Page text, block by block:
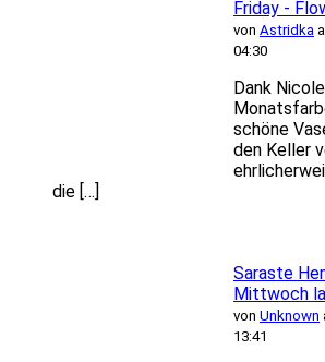
Friday -
von Astridka
04:30
Dank
schöne
den Keller
die […]
Saraste
Mittwoch
von Unknown
13:41